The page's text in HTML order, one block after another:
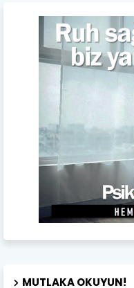
MUTLAKA OKUYUN!